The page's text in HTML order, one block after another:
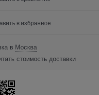
в избранное
в Москва
стоимость доставки